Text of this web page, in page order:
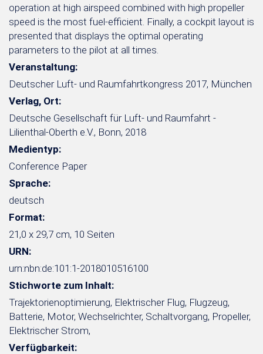
operation at high airspeed combined with high propeller
speed is the most fuel-efficient. Finally, a cockpit layout is
presented that displays the optimal operating
parameters to the pilot at all times.
Veranstaltung:
Deutscher Luft- und Raumfahrtkongress 2017, München
Verlag, Ort:
Deutsche Gesellschaft für Luft- und Raumfahrt -
Lilienthal-Oberth e.V., Bonn, 2018
Medientyp:
Conference Paper
Sprache:
deutsch
Format:
21,0 x 29,7 cm, 10 Seiten
URN:
urn:nbn:de:101:1-2018010516100
Stichworte zum Inhalt:
Trajektorienoptimierung, Elektrischer Flug, Flugzeug,
Batterie, Motor, Wechselrichter, Schaltvorgang, Propeller,
Elektrischer Strom,
Verfügbarkeit: